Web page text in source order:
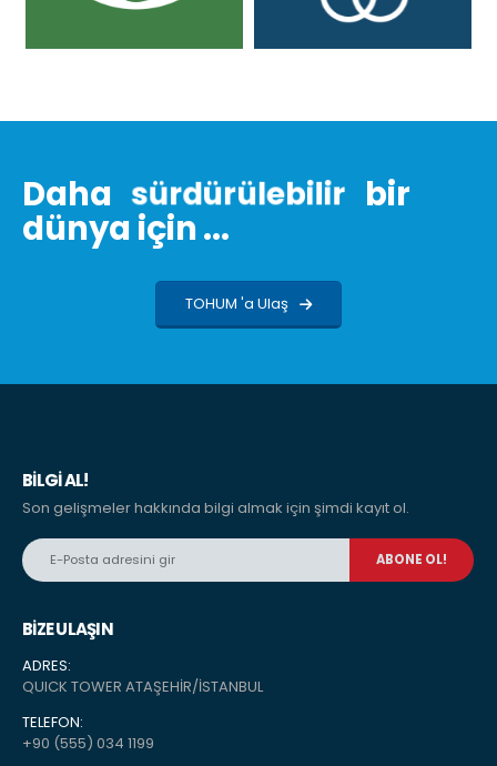
Daha sürdürülebilir bir
dünya için ...
TOHUM 'a Ulaş
BILGI AL!
Son gelişmeler hakkında bilgi almak için şimdi kayıt ol.
BİZE ULAŞIN
ADRES:
QUICK TOWER ATAŞEHİR/İSTANBUL
TELEFON:
+90 (555) 034 1199